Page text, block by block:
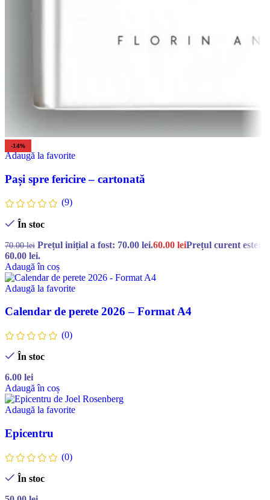
-14%
Adaugă la favorite
Pași spre fericire – cartonată
(9)
În stoc
70.00lei Prețul inițial a fost: 70.00 lei.60.00 leiPrețul curent este:
60.00 lei.
Adaugă în coș
Adaugă la favorite
Calendar de perete 2026 – Format A4
(0)
În stoc
6.00 lei
Adaugă în coș
Adaugă la favorite
Epicentru
(0)
În stoc